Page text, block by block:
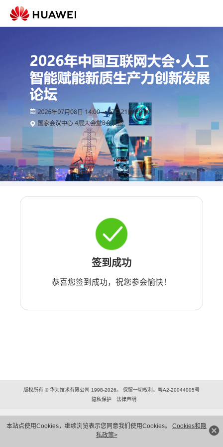
本站点使用Cookies，继续浏览表示您同意我们使用Cookies。 Cookies和隐
私政策>
签到成功
恭喜您签到成功，祝您参会愉快！
版权所有 © 华为技术有限公司 1998-2026。 保留一切权利。粤A2-20044005号
隐私保护
法律声明